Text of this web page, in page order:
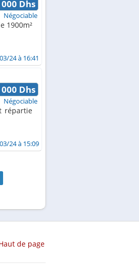
Dhs
Négociable
1900m²
24 à 16:41
Dhs
Négociable
répartie
24 à 15:09
de page